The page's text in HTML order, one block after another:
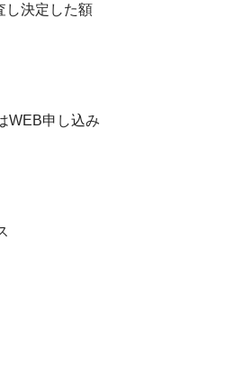
し決定した額
WEB申し込み